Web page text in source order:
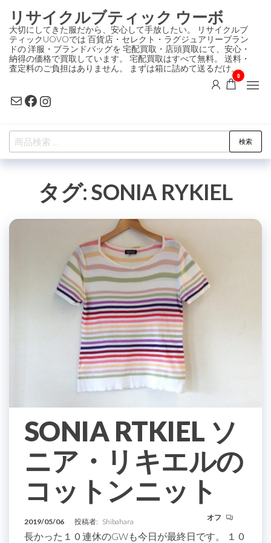
ン
テ
ン
ツ
プ
リサイクルブティック ウーボ
大切にしてきた服だから、安心して手放したい。 リサイクルブ
ティックUOVOでは 百貨店・セレクト・ラグジュアリーブラン
ドの 洋服・ブランドバッグを 宅配買取・店頭買取にて、安心・
納得の価格で買取しています。 宅配買取はすべて無料。 送料・
査定料のご負担はありません。 まずは箱に詰めて送るだけ。
MailFacebook
Instagram
0
検
索
検索
タグ:SONIA RYKIEL
SONIA RTKIEL ソ
ニア・リキエルの
コットンニット
2019/05/06 投稿者: Shibahara オフ
長かった１０連休のGWも今日が最終日です。 １０